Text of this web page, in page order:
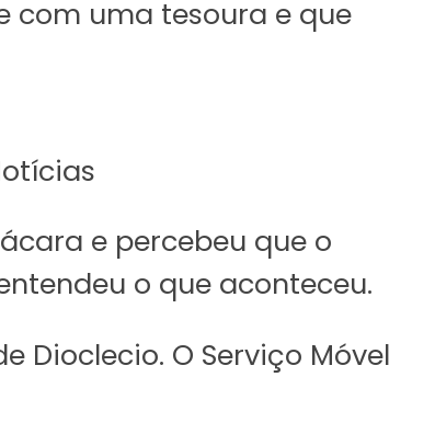
com uma tesoura e que
e percebeu que o
o que aconteceu.
Dioclecio. O Serviço Móvel